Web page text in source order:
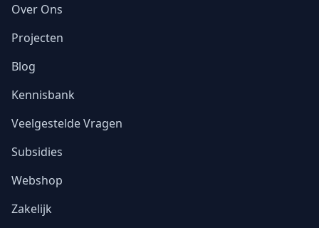
Over Ons
Projecten
Blog
Kennisbank
Veelgestelde Vragen
Subsidies
Webshop
Zakelijk